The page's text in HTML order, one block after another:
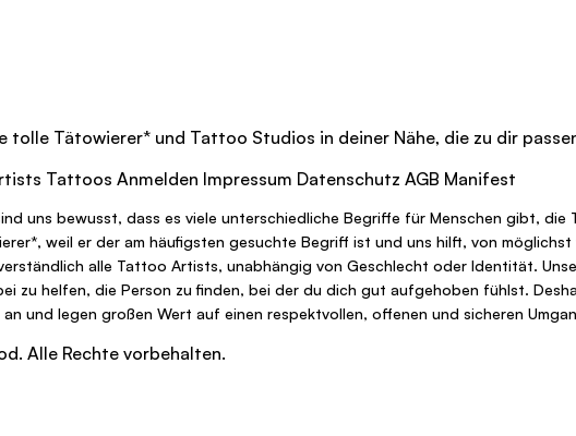
tolle Tätowierer* und Tattoo Studios in deiner Nähe, die zu dir
Tattoos Anmelden Impressum Datenschutz AGB Manifest
uns bewusst, dass es viele unterschiedliche Begriffe für Menschen gibt,
*, weil er der am häufigsten gesuchte Begriff ist und uns hilft, von
alle Tattoo Artists, unabhängig von Geschlecht oder Identität.
zu helfen, die Person zu finden, bei der du dich gut aufgehoben fühlst.
und legen großen Wert auf einen respektvollen, offenen und sicheren
Alle Rechte vorbehalten.